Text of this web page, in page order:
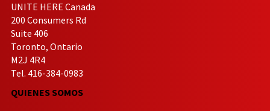
UNITE HERE Canada
200 Consumers Rd
Suite 406
Toronto, Ontario
M2J 4R4
Tel. 416-384-0983
QUIENES SOMOS